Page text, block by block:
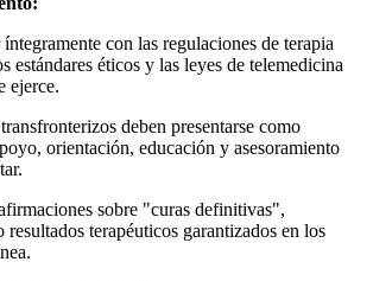
con las regulaciones de terapia
estándares éticos y las leyes de telemedicina
ejerce.
deben presentarse como
orientación, educación y asesoramiento
sobre "curas definitivas",
resultados terapéuticos garantizados en los